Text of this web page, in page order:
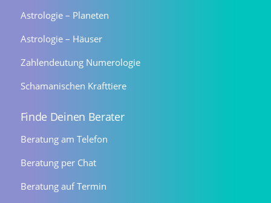
Astrologie – Planeten
Astrologie – Häuser
Zahlendeutung Numerologie
Schamanischen Krafttiere
Finde Deinen Berater
Beratung am Telefon
Beratung per Chat
Beratung auf Termin